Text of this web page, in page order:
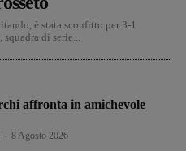
è stata sconfitto per 3-1
di serie...
affronta in amichevole
8 Agosto 2026